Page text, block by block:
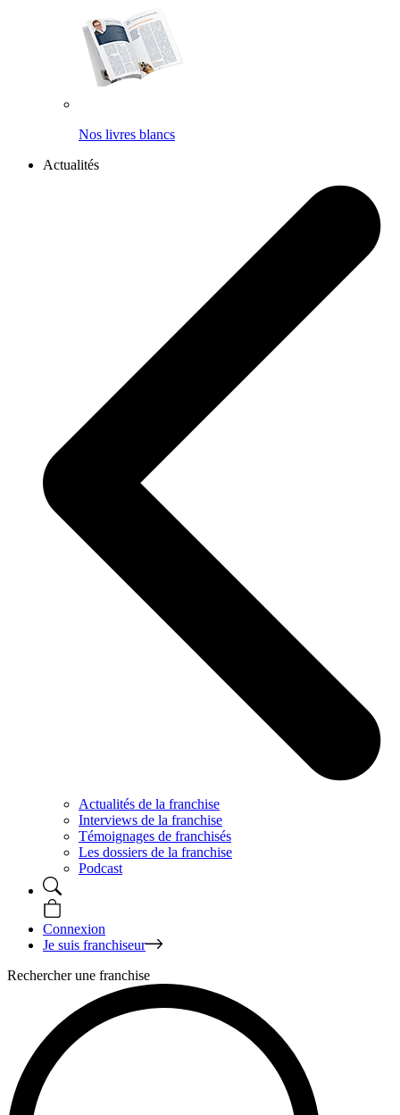
Nos livres blancs
Actualités
Actualités de la franchise
Interviews de la franchise
Témoignages de franchisés
Les dossiers de la franchise
Podcast
Connexion
Je suis franchiseur
Rechercher une franchise